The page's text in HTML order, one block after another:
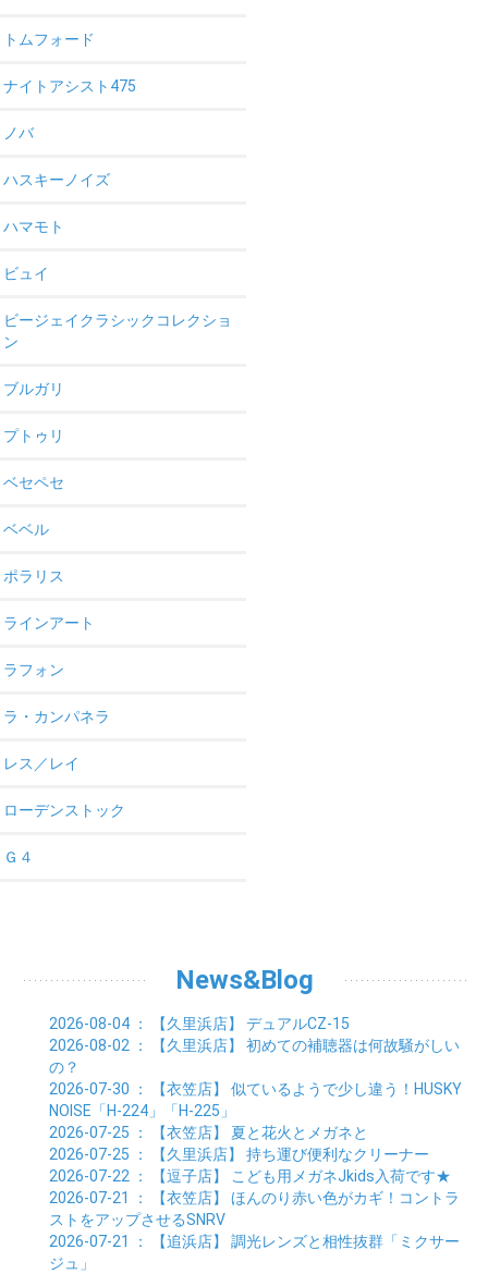
トムフォード
ナイトアシスト475
ノバ
ハスキーノイズ
ハマモト
ビュイ
ビージェイクラシックコレクショ
ン
ブルガリ
プトゥリ
ベセペセ
ベベル
ポラリス
ラインアート
ラフォン
ラ・カンパネラ
レス／レイ
ローデンストック
Ｇ４
News&Blog
2026-08-04 ： 【久里浜店】 デュアルCZ-15
2026-08-02 ： 【久里浜店】 初めての補聴器は何故騒がしい
の？
2026-07-30 ： 【衣笠店】 似ているようで少し違う！HUSKY
NOISE「H-224」「H-225」
2026-07-25 ： 【衣笠店】 夏と花火とメガネと
2026-07-25 ： 【久里浜店】 持ち運び便利なクリーナー
2026-07-22 ： 【逗子店】
こども用メガネJkids入荷です★
2026-07-21
： 【衣笠店】 ほんのり赤い色がカギ！コントラ
ストをアップさせるSNRV
2026-07-21
： 【追浜店】 調光レンズと相性抜群「ミクサー
ジュ」